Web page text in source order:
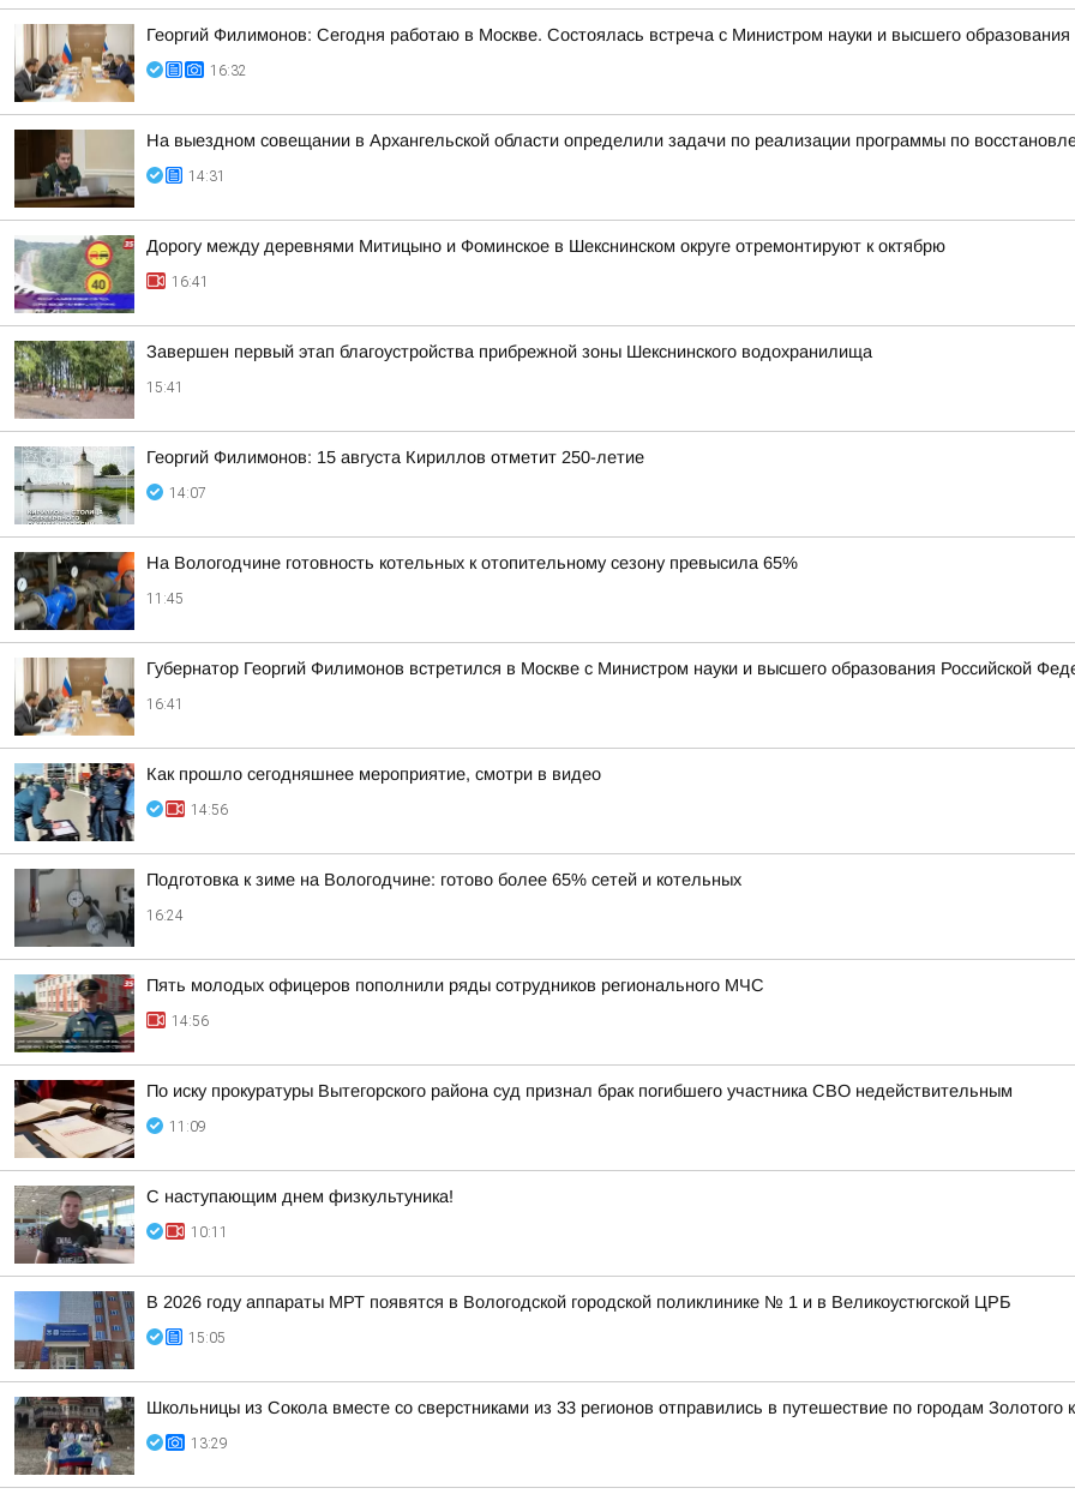
Георгий Филимонов: Сегодня работаю в Москве. Состоялась встреча с Министром науки и высшего
16:32
На выездном совещании в Архангельской области определили задачи по реализации программы по
14:31
Дорогу между деревнями Митицыно и Фоминское в Шекснинском округе отремонтируют к октябрю
16:41
Завершен первый этап благоустройства прибрежной зоны Шекснинского водохранилища
15:41
Георгий Филимонов: 15 августа Кириллов отметит 250-летие
14:07
На Вологодчине готовность котельных к отопительному сезону превысила 65%
11:45
Губернатор Георгий Филимонов встретился в Москве с Министром науки и высшего образования Российской
16:41
Как прошло сегодняшнее мероприятие, смотри в видео
14:56
Подготовка к зиме на Вологодчине: готово более 65% сетей и котельных
16:24
Пять молодых офицеров пополнили ряды сотрудников регионального МЧС
14:56
По иску прокуратуры Вытегорского района суд признал брак погибшего участника СВО недействительным
11:09
С наступающим днем физкультуника!
10:11
В 2026 году аппараты МРТ появятся в Вологодской городской поликлинике № 1 и в Великоустюгской ЦРБ
15:05
Школьницы из Сокола вместе со сверстниками из 33 регионов отправились в путешествие по городам Золотого
13:29